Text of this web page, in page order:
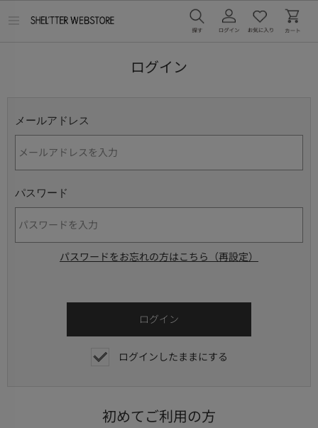
ログイン
メールアドレス
パスワード
パスワードをお忘れの方はこちら（再設定）
ログインしたままにする
初めてご利用の方